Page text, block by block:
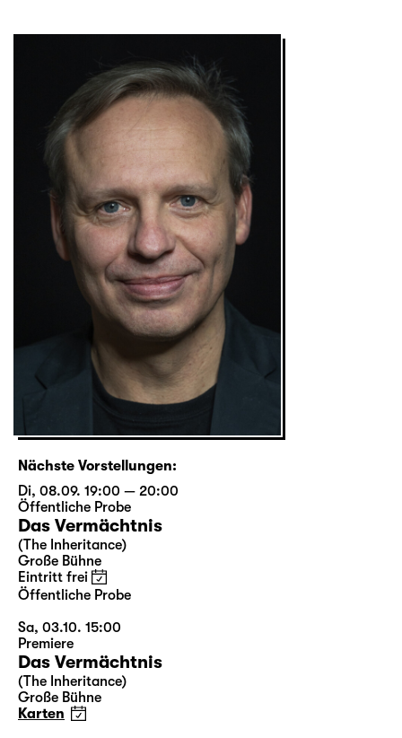
Nächste Vorstellungen:
Di, 08.09. 19:00 — 20:00
Öffentliche Probe
Das Vermächtnis
(The Inheritance)
Große Bühne
Eintritt frei
Öffentliche Probe
Sa, 03.10. 15:00
Premiere
Das Vermächtnis
(The Inheritance)
Große Bühne
Karten